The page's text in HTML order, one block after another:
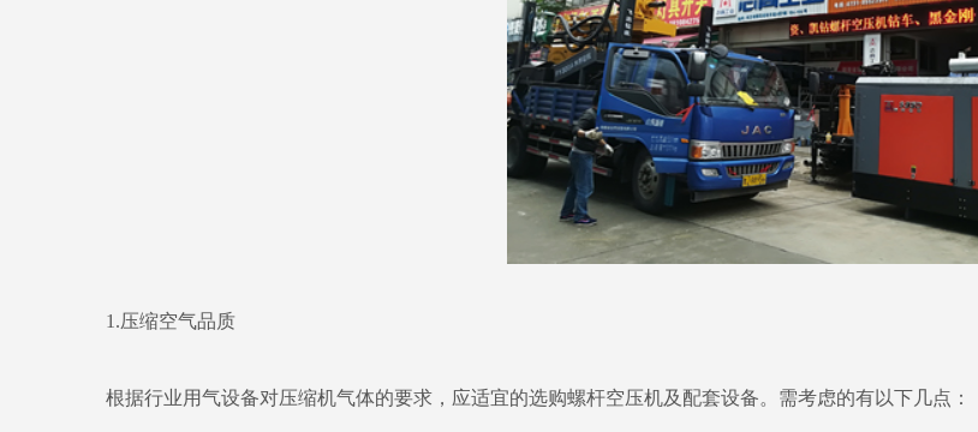
1.压缩空气品质
根据行业用气设备对压缩机气体的要求，应适宜的选购螺杆空压机及配套设备。需考虑的有以下几点：